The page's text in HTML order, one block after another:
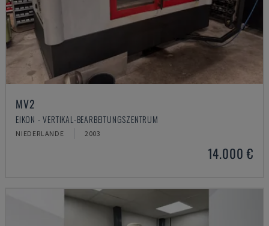
MV2
EIKON - VERTIKAL-BEARBEITUNGSZENTRUM
NIEDERLANDE 2003
14.000 €